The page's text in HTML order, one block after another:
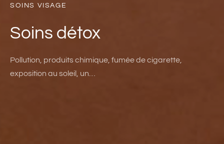
SOINS VISAGE
Soins détox
Pollution, produits chimique, fumée de cigarette,
exposition au soleil, un…